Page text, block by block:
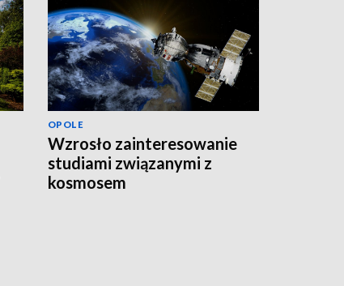
OPOLE
Wzrosło zainteresowanie
studiami związanymi z
kosmosem